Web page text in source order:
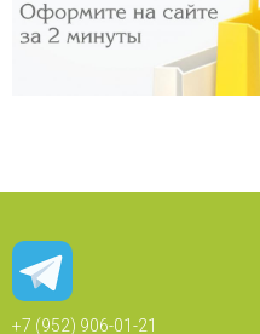
+7 (952) 906-01-21